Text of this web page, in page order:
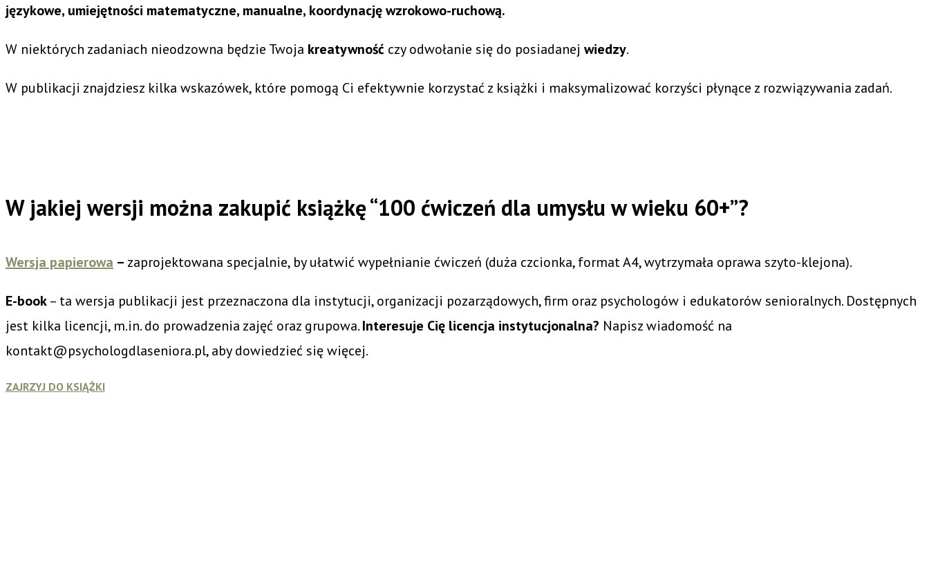
językowe, umiejętności matematyczne, manualne, koordynację wzrokowo-ruchową.
W niektórych zadaniach nieodzowna będzie Twoja kreatywność czy odwołanie się do posiadanej wiedzy.
W publikacji znajdziesz kilka wskazówek, które pomogą Ci efektywnie korzystać z książki i maksymalizować korzyści płynące z rozwiązywania zadań.
W jakiej wersji można zakupić książkę “100 ćwiczeń dla umysłu w wieku 60+”?
Wersja papierowa – zaprojektowana specjalnie, by ułatwić wypełnianie ćwiczeń (duża czcionka, format A4, wytrzymała oprawa szyto-klejona).
E-book– ta wersja publikacji jest przeznaczona dla instytucji, organizacji pozarządowych, firm oraz psychologów i edukatorów senioralnych. Dostępnych
jest kilka licencji, m.in. do prowadzenia zajęć oraz grupowa.Interesuje Cię licencja instytucjonalna? Napisz wiadomość na
kontakt@psychologdlaseniora.pl, aby dowiedzieć się więcej.
ZAJRZYJ DO KSIĄŻKI